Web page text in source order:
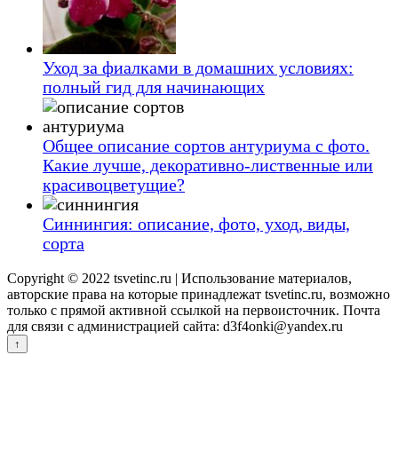
Уход за фиалками в домашних условиях:
полный гид для начинающих
Общее описание сортов антуриума с фото.
Какие лучше, декоративно-лиственные или
красивоцветущие?
Синнингия: описание, фото, уход, виды,
сорта
Copyright © 2022 tsvetinc.ru | Использование материалов,
авторские права на которые принадлежат tsvetinc.ru, возможно
только с прямой активной ссылкой на первоисточник. Почта
для связи с администрацией сайта: d3f4onki@yandex.ru